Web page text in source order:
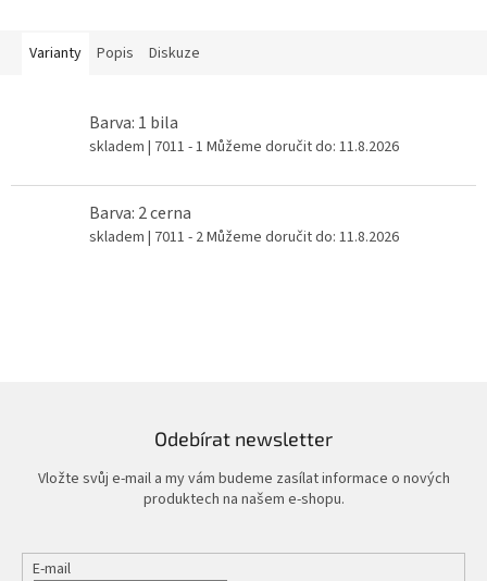
Varianty Popis Diskuze
Barva: 1 bila
skladem | 7011 - 1 Můžeme doručit do: 11.8.2026
Barva: 2 cerna
skladem | 7011 - 2Můžeme doručit do: 11.8.2026
Odebírat newsletter
Vložte svůj e-mail a my vám budeme zasílat informace o nových
produktech na našem e-shopu.
E-mail